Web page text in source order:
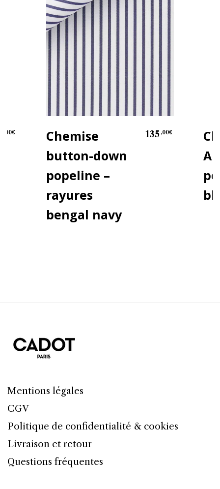
Chemise
button-down
popeline –
rayures
bengal navy
135 ,00€
,00€
Mentions légales
CGV
Politique de confidentialité & cookies
Livraison et retour
Questions fréquentes